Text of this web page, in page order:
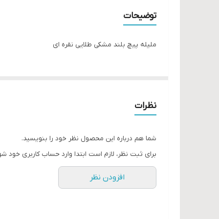
توضیحات
ملیله پیچ بلند مشکی طلایی نقره ای
نظرات
شما هم درباره این محصول نظر خود را بنویسید.
برای ثبت نظر، لازم است ابتدا وارد حساب کاربری خود
افزودن نظر